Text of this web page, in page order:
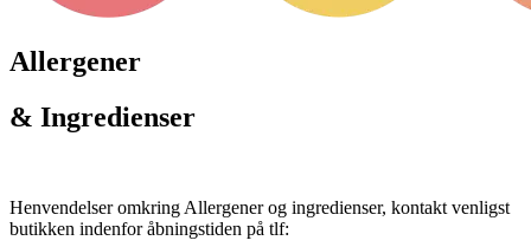
Allergener
& Ingredienser
Henvendelser omkring Allergener og ingredienser, kontakt venligst
butikken indenfor åbningstiden på tlf: